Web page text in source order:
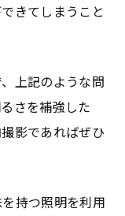
きてしまうこと
上記のような問
さを補強した
影であればぜひ
持つ照明を利用